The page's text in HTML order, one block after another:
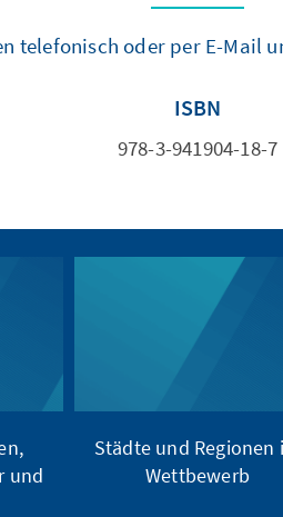
telefonisch oder per E-Mail
ISBN
978-3-941904-18-7
und
Städte und Regionen
Wettbewerb